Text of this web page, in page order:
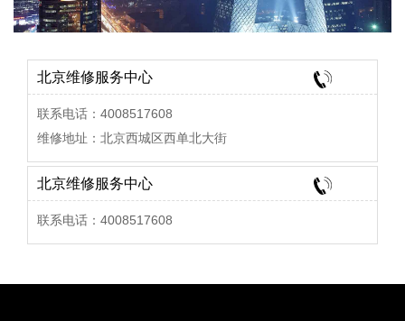
北京维修服务中心
联系电话：4008517608
维修地址：北京西城区西单北大街
北京维修服务中心
联系电话：4008517608